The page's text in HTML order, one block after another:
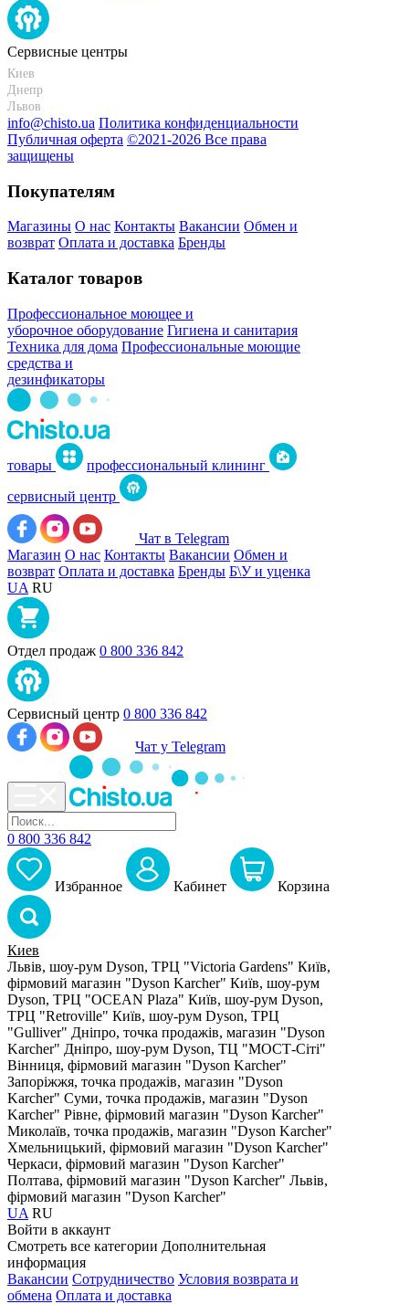
Сервисные центры
Киев
Днепр
Львов
info@chisto.ua Политика конфиденциальности
Публичная оферта ©2021-2026 Все права
защищены
Покупателям
Магазины О нас Контакты Вакансии Обмен и
возврат Оплата и доставка Бренды
Каталог товаров
Профессиональное моющее и
уборочное оборудование Гигиена и санитария
Техника для дома Профессиональные моющие
средства и
дезинфикаторы
товары
профессиональный клининг
сервисный центр
Чат в Telegram
Магазин О нас Контакты Вакансии Обмен и
возврат Оплата и доставка Бренды Б\У и уценка
UA RU
Отдел продаж 0 800 336 842
Сервисный центр 0 800 336 842
Чат у Telegram
0 800 336 842
Избранное Кабинет Корзина
Киев
Львів, шоу-рум Dyson, ТРЦ "Victoria Gardens" Київ,
фірмовий магазин "Dyson Karcher" Київ, шоу-рум
Dyson, ТРЦ "OCEAN Plaza" Київ, шоу-рум Dyson,
ТРЦ "Retroville" Київ, шоу-рум Dyson, ТРЦ
"Gulliver" Дніпро, точка продажів, магазин "Dyson
Karcher" Дніпро, шоу-рум Dyson, ТЦ "МОСТ-Сіті"
Вінниця, фірмовий магазин "Dyson Karcher"
Запоріжжя, точка продажів, магазин "Dyson
Karcher" Суми, точка продажів, магазин "Dyson
Karcher" Рівне, фірмовий магазин "Dyson Karcher"
Миколаїв, точка продажів, магазин "Dyson Karcher"
Хмельницький, фірмовий магазин "Dyson Karcher"
Черкаси, фірмовий магазин "Dyson Karcher"
Полтава, фірмовий магазин "Dyson Karcher" Львів,
фірмовий магазин "Dyson Karcher"
UA RU
Войти в аккаунт
Смотреть все категории Дополнительная
информация
Вакансии Сотрудничество Условия возврата и
обмена Оплата и доставка